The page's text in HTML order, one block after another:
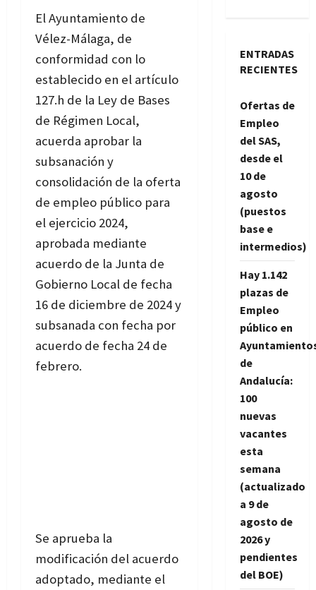
El Ayuntamiento de
Vélez-Málaga, de
conformidad con lo
establecido en el artículo
127.h de la Ley de Bases
de Régimen Local,
acuerda aprobar la
subsanación y
consolidación de la oferta
de empleo público para
el ejercicio 2024,
aprobada mediante
acuerdo de la Junta de
Gobierno Local de fecha
16 de diciembre de 2024 y
subsanada con fecha por
acuerdo de fecha 24 de
febrero.
Se aprueba la
modificación del acuerdo
adoptado, mediante el
ENTRADAS
RECIENTES
Ofertas de
Empleo
del SAS,
desde el
10 de
agosto
(puestos
base e
intermedios)
Hay 1.142
plazas de
Empleo
público en
de
Andalucía:
100
nuevas
vacantes
esta
semana
(actualizado
a 9 de
agosto de
2026 y
pendientes
del BOE)